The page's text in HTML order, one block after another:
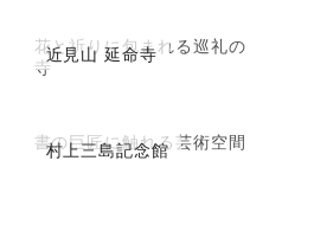
近見山 延命寺
花と祈りに包まれる巡礼の
寺
村上三島記念館
書の巨匠に触れる芸術空間